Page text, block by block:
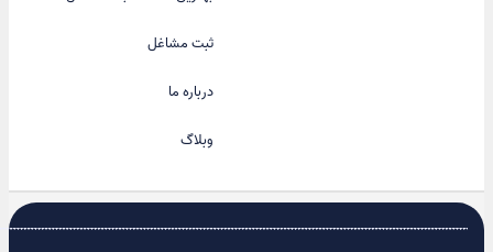
ثبت مشاغل
درباره ما
وبلاگ